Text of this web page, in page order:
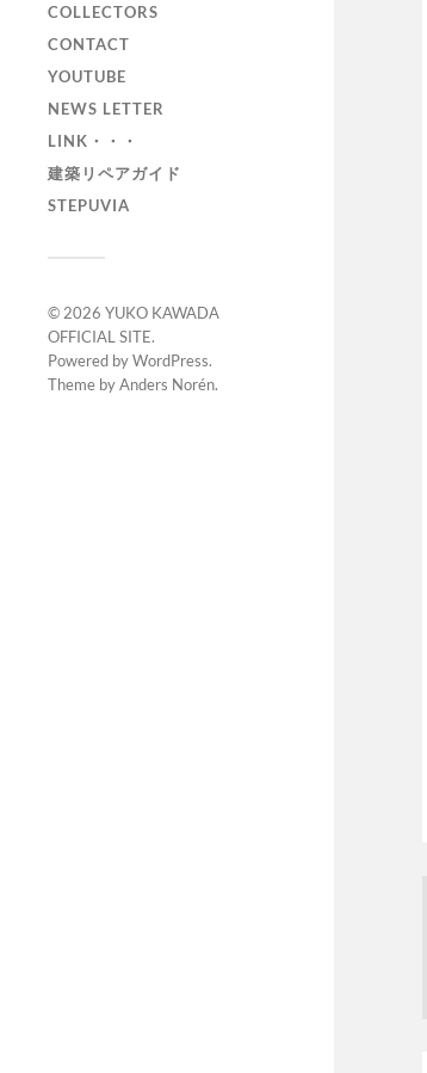
COLLECTORS
CONTACT
YOUTUBE
NEWS LETTER
LINK・・・
建築リペアガイド
STEPUVIA
© 2026 YUKO KAWADA
OFFICIAL SITE.
Powered byWordPress.
Theme byAnders Norén.